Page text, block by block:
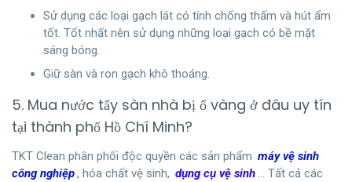
Sử dụng các loại gạch lát có tính chống thấm và hút ẩm
tốt. Tốt nhất nên sử dụng những loại gạch có bề mặt
sáng bóng.
Giữ sàn và ron gạch khô thoáng.
5. Mua nước tẩy sàn nhà bị ố vàng ở đâu uy tín
tại thành phố Hồ Chí Minh?
TKT Clean phân phối độc quyền các sản phẩm máy vệ sinh
công nghiệp, hóa chất vệ sinh, dụng cụ vệ sinh … Tất cả các